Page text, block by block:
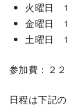
火曜日
金曜日
土曜日
参加費：２
日程は下記